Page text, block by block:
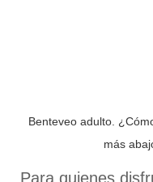
Benteveo adulto.
más
Para quienes